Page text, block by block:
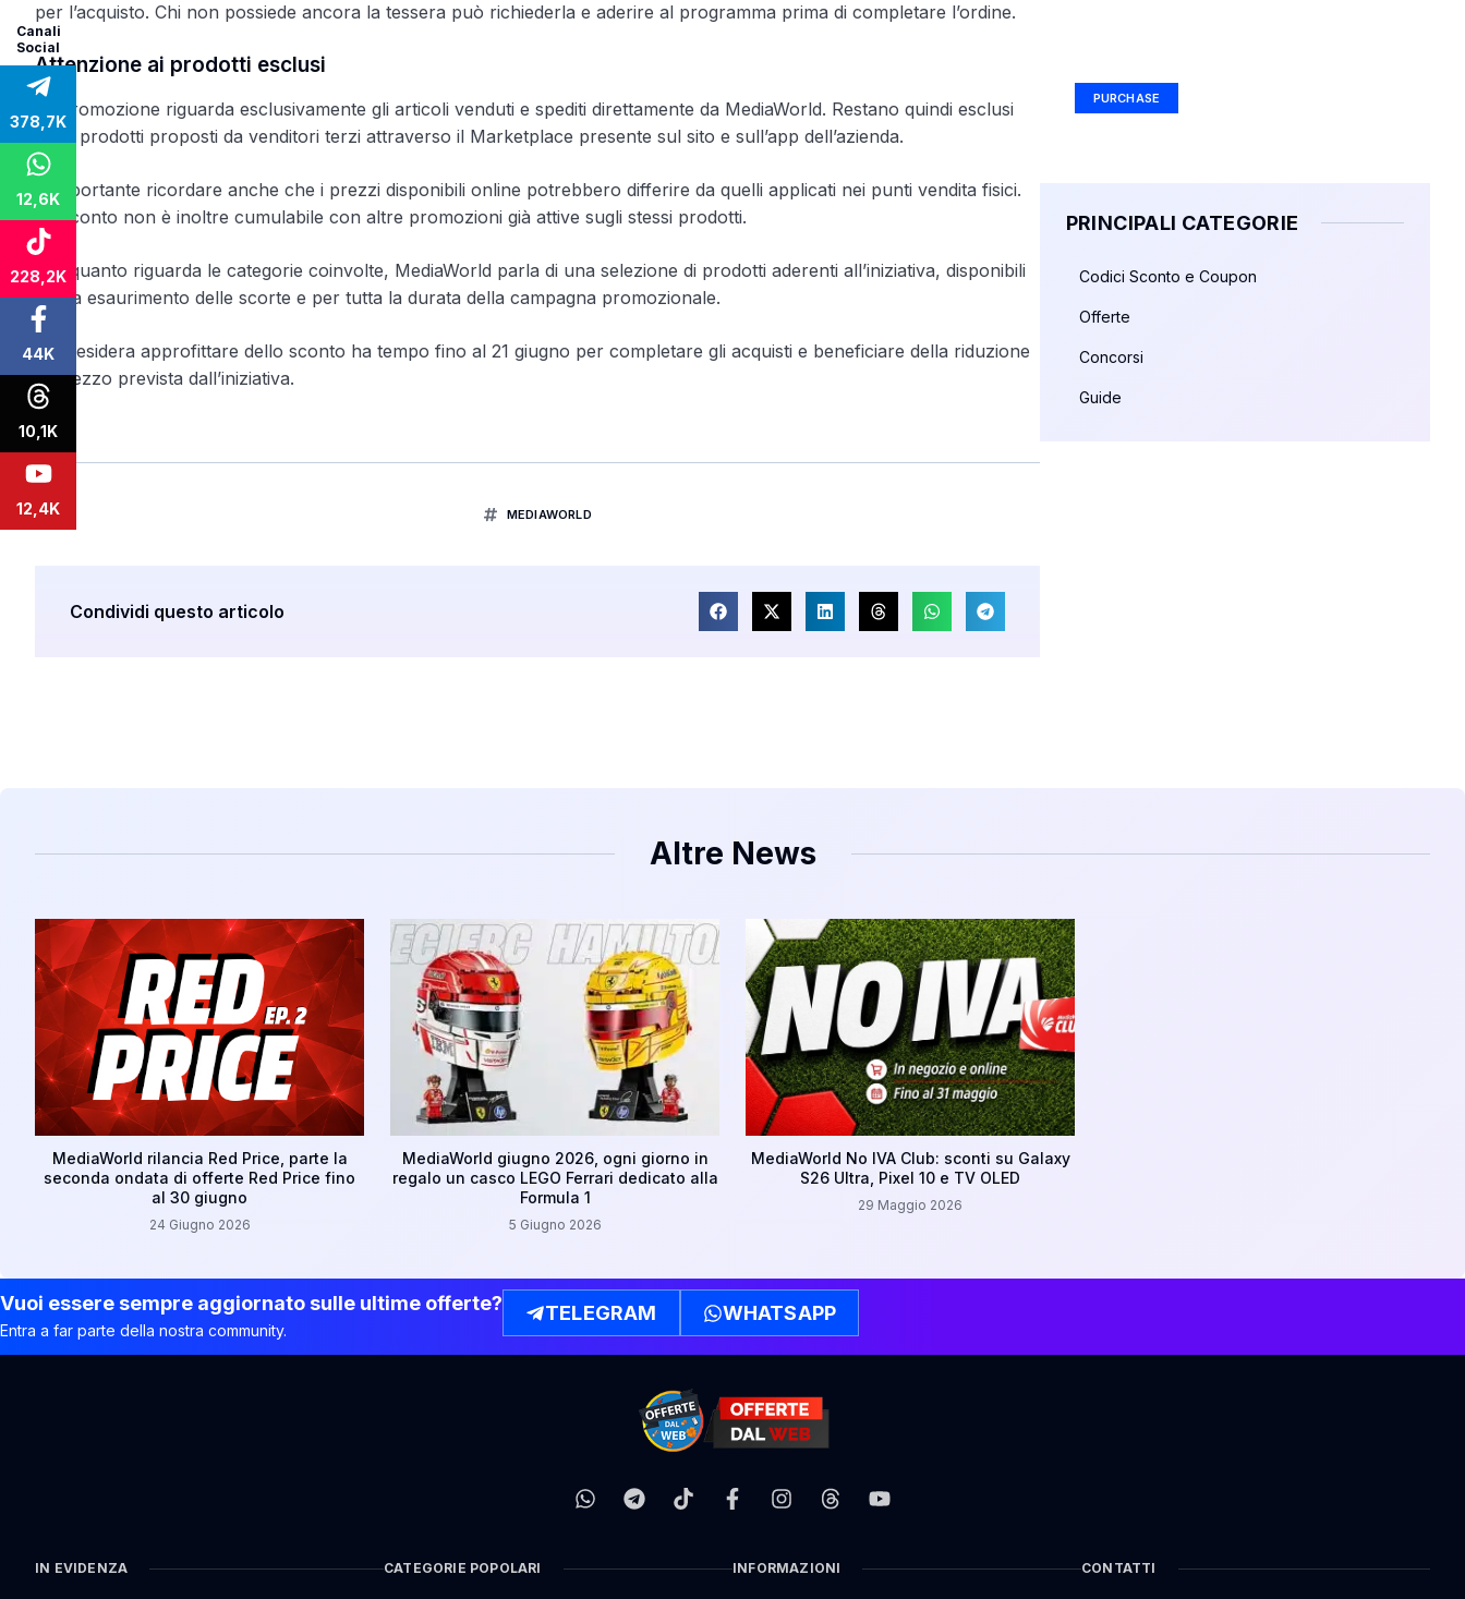
Canali
Social
378,7K
12,6K
228,2K
44K
10,1K
12,4K
per l’acquisto. Chi non possiede ancora la tessera può richiederla e aderire al programma prima di completare l’ordine.
Attenzione ai prodotti esclusi
La promozione riguarda esclusivamente gli articoli venduti e spediti direttamente da MediaWorld. Restano quindi esclusi
tutti i prodotti proposti da venditori terzi attraverso il Marketplace presente sul sito e sull’app dell’azienda.
È importante ricordare anche che i prezzi disponibili online potrebbero differire da quelli applicati nei punti vendita fisici.
Lo sconto non è inoltre cumulabile con altre promozioni già attive sugli stessi prodotti.
Per quanto riguarda le categorie coinvolte, MediaWorld parla di una selezione di prodotti aderenti all’iniziativa, disponibili
fino a esaurimento delle scorte e per tutta la durata della campagna promozionale.
Chi desidera approfittare dello sconto ha tempo fino al 21 giugno per completare gli acquisti e beneficiare della riduzione
di prezzo prevista dall’iniziativa.
MEDIAWORLD
Condividi questo articolo
PURCHASE
PRINCIPALI CATEGORIE
Codici Sconto e Coupon
Offerte
Concorsi
Guide
Altre News
MediaWorld rilancia Red Price, parte la
seconda ondata di offerte Red Price fino
al 30 giugno
24 Giugno 2026
MediaWorld giugno 2026, ogni giorno in
regalo un casco LEGO Ferrari dedicato alla
Formula 1
5 Giugno 2026
MediaWorld No IVA Club: sconti su Galaxy
S26 Ultra, Pixel 10 e TV OLED
29 Maggio 2026
Vuoi essere sempre aggiornato sulle ultime offerte?
Entra a far parte della nostra community.
TELEGRAM WHATSAPP
IN EVIDENZA CATEGORIE POPOLARI INFORMAZIONI CONTATTI